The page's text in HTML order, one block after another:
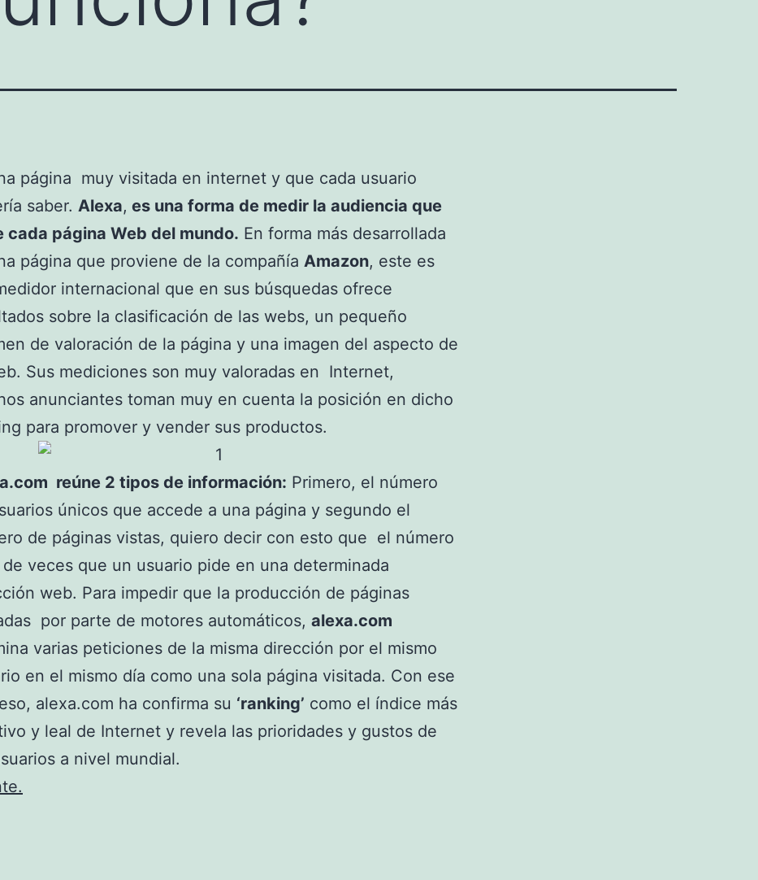
página muy visitada en internet y que cada usuario
saber. Alexa, es una forma de medir la audiencia que
cada página Web del mundo. En forma más desarrollada
página que proviene de la compañía Amazon, este es
internacional que en sus búsquedas ofrece
sobre la clasificación de las webs, un pequeño
de valoración de la página y una imagen del aspecto de
Sus mediciones son muy valoradas en Internet,
anunciantes toman muy en cuenta la posición en dicho
para promover y vender sus productos.
reúne 2 tipos de información: Primero, el número
únicos que accede a una página y segundo el
de páginas vistas, quiero decir con esto que el número
veces que un usuario pide en una determinada
web. Para impedir que la producción de páginas
por parte de motores automáticos, alexa.com
varias peticiones de la misma dirección por el mismo
en el mismo día como una sola página visitada. Con ese
alexa.com ha confirma su ‘ranking’ como el índice más
y leal de Internet y revela las prioridades y gustos de
a nivel mundial.